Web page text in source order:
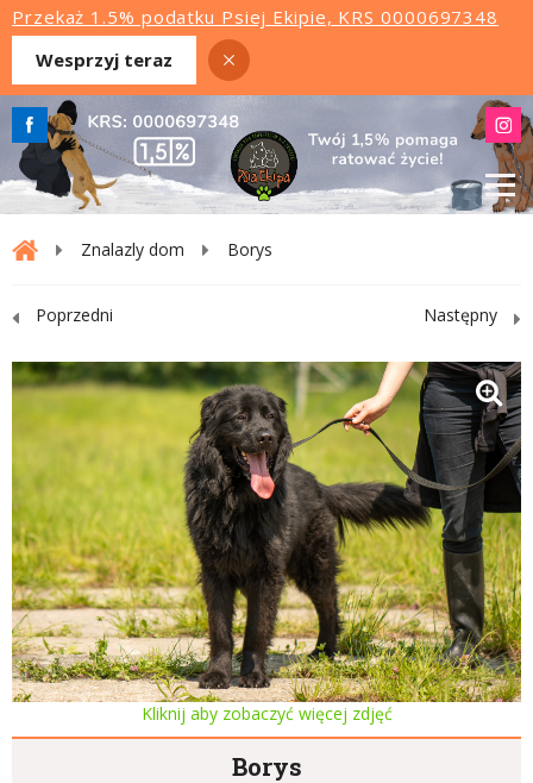
Przekaż 1.5% podatku Psiej Ekipie, KRS 0000697348
Wesprzyj teraz
Znalazly dom Borys
Poprzedni Następny
Kliknij aby zobaczyć więcej zdjęć
Borys